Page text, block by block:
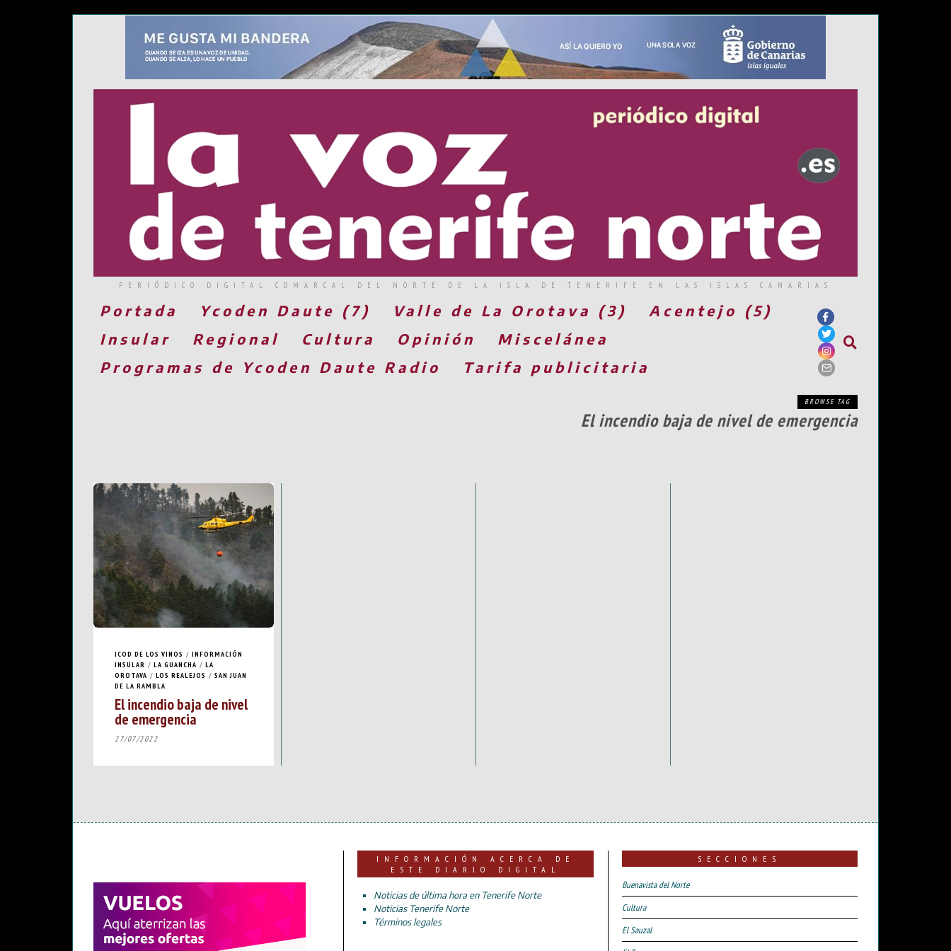
PERIÓDICO DIGITAL COMARCAL DEL NORTE DE LA ISLA DE TENERIFE EN LAS ISLAS CANARIAS
Portada Ycoden Daute (7) Valle de La Orotava (3)
Acentejo (5)
Insular
Regional Cultura Opinión
Miscelánea
Programas de Ycoden Daute Radio
Tarifa publicitaria
BROWSE TAG
El incendio baja de nivel de emergencia
ICOD DE LOS VINOS / INFORMACIÓN
INSULAR / LA GUANCHA / LA
OROTAVA / LOS REALEJOS / SAN JUAN
DE LA RAMBLA
El incendio baja de nivel
de emergencia
27/07/2022
INFORMACIÓN ACERCA DE
ESTE DIARIO DIGITAL
Noticias de última hora en Tenerife Norte
Noticias Tenerife Norte
Términos legales
SECCIONES
Buenavista del Norte
Cultura
El Sauzal